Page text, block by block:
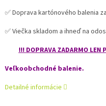
✅ Doprava kartónového balenia
✅ Viečka skladom a ihneď na
!!! DOPRAVA ZADARMO LEN
Veľkoobchodné balenie.
Detailné informácie